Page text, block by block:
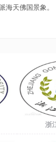
海天佛国景象。
浙